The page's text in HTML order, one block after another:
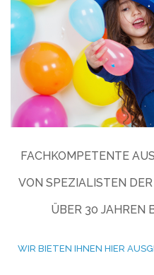
FACHKOMPETENTE
VON SPEZIALISTEN
ÜBER 30 JAHREN
WIR BIETEN IHNEN HIER